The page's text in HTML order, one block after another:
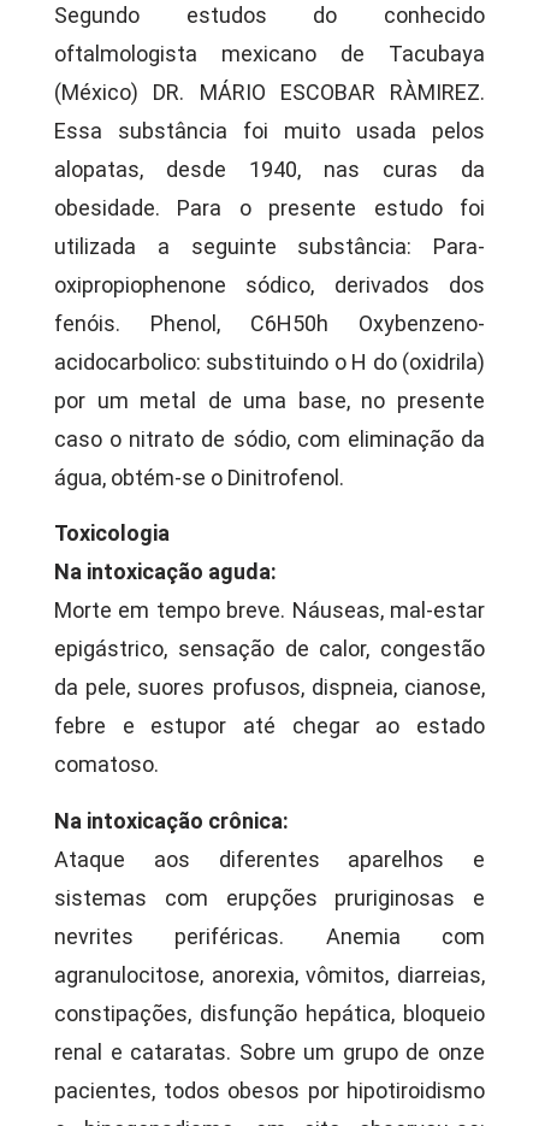
Segundo estudos do conhecido
oftalmologista mexicano de Tacubaya
(México) DR. MÁRIO ESCOBAR RÀMIREZ.
Essa substância foi muito usada pelos
alopatas, desde 1940, nas curas da
obesidade. Para o presente estudo foi
utilizada a seguinte substância: Para-
oxipropiophenone sódico, derivados dos
fenóis. Phenol, C6H50h Oxybenzeno-
acidocarbolico: substituindo o H do (oxidrila)
por um metal de uma base, no presente
caso o nitrato de sódio, com eliminação da
água, obtém-se o Dinitrofenol.
Toxicologia
Na intoxicação aguda:
Morte em tempo breve. Náuseas, mal-estar
epigástrico, sensação de calor, congestão
da pele, suores profusos, dispneia, cianose,
febre e estupor até chegar ao estado
comatoso.
Na intoxicação crônica:
Ataque aos diferentes aparelhos e
sistemas com erupções pruriginosas e
nevrites periféricas. Anemia com
agranulocitose, anorexia, vômitos, diarreias,
constipações, disfunção hepática, bloqueio
renal e cataratas. Sobre um grupo de onze
pacientes, todos obesos por hipotiroidismo